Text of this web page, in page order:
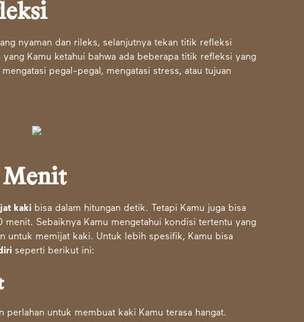
nyaman dan rileks, selanjutnya tekan titik refleksi
Kamu ketahui bahwa ada beberapa titik refleksi yang
pegal-pegal, mengatasi stress, atau tujuan
Menit
kaki bisa dalam hitungan detik. Tetapi Kamu juga bisa
Sebaiknya Kamu mengetahui kondisi tertentu yang
untuk memijat kaki. Untuk lebih spesifik, Kamu bisa
seperti berikut ini:
perlahan untuk membuat kaki Kamu terasa hangat.